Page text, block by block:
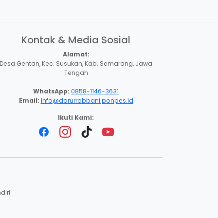
Kontak & Media Sosial
Alamat:
Desa Gentan, Kec. Susukan, Kab. Semarang, Jawa
Tengah
WhatsApp: 0858-1146-3631
Email: info@darurrobbani.ponpes.id
Ikuti Kami: